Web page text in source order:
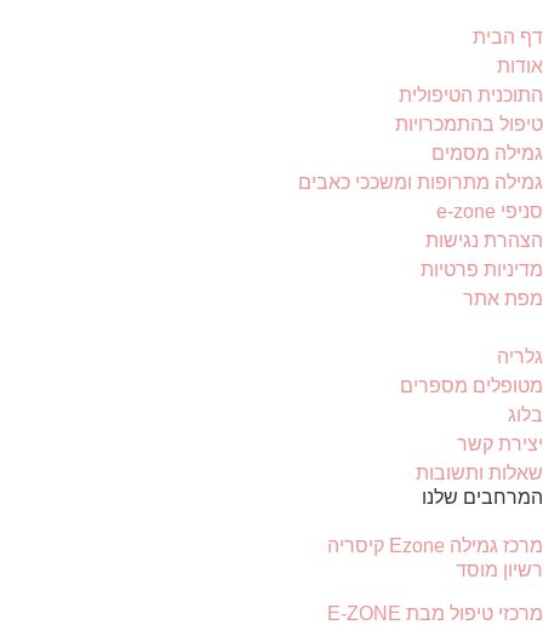
דף הבית
אודות
התוכנית הטיפולית
טיפול בהתמכרויות
גמילה מסמים
גמילה מתרופות ומשככי כאבים
סניפי e-zone
הצהרת נגישות
מדיניות פרטיות
מפת אתר
גלריה
מטופלים מספרים
בלוג
יצירת קשר
שאלות ותשובות
המרחבים שלנו
מרכז גמילה Ezone קיסריה
רשיון מוסד
מרכזי טיפול מבת E-ZONE